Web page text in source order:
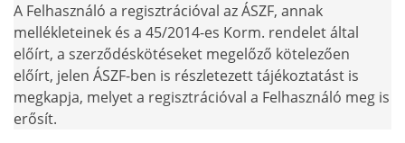
A Felhasználó a regisztrációval az ÁSZF, annak
mellékleteinek és a 45/2014-es Korm. rendelet által
előírt, a szerződéskötéseket megelőző kötelezően
előírt, jelen ÁSZF-ben is részletezett tájékoztatást is
megkapja, melyet a regisztrációval a Felhasználó meg is
erősít.